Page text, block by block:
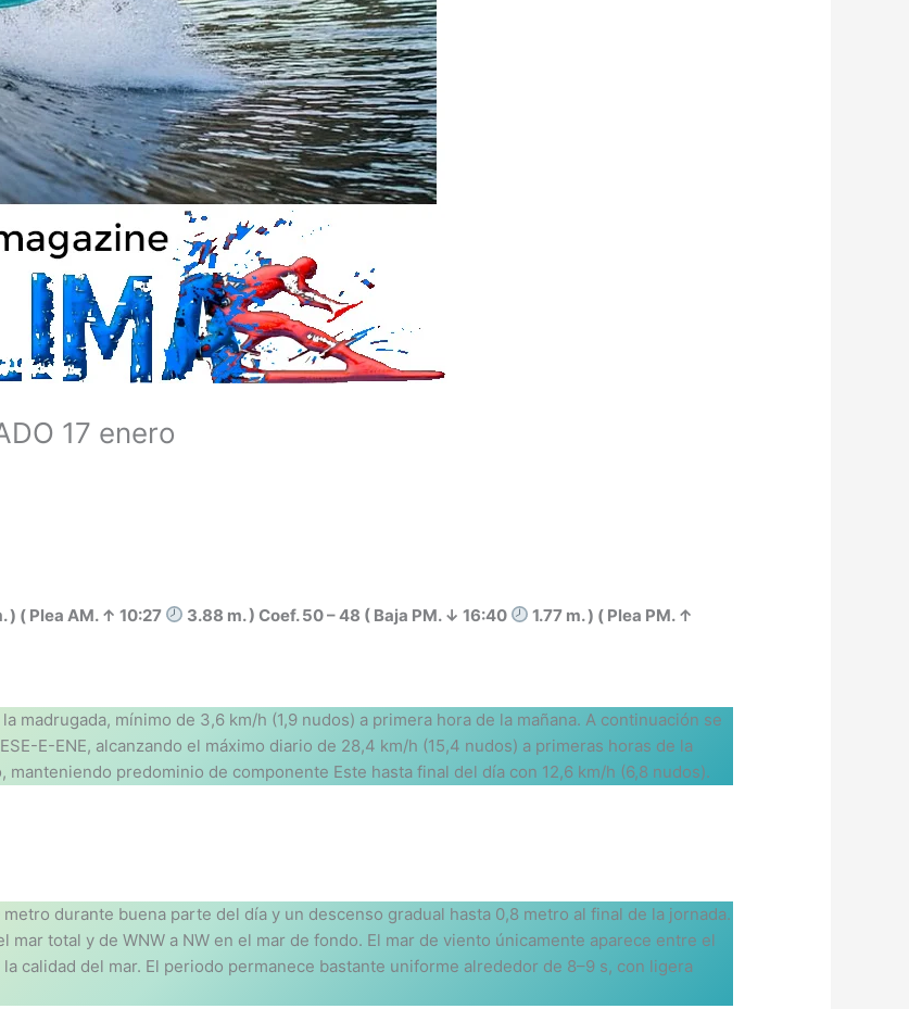
17 enero
) ( Plea AM. ↑ 10:27 3.88 m. ) Coef. 50 – 48 ( Baja PM. ↓ 16:40
1.77 m. ) ( Plea PM. ↑
madrugada, mínimo de 3,6 km/h (1,9 nudos) a primera hora de la mañana. A continuación se
E-ENE, alcanzando el máximo diario de 28,4 km/h (15,4 nudos) a primeras horas de la
predominio de componente Este hasta final del día con 12,6 km/h (6,8 nudos).
durante buena parte del día y un descenso gradual hasta 0,8 metro al final de la jornada.
mar total y de WNW a NW en el mar de fondo. El mar de viento únicamente aparece entre el
calidad del mar. El periodo permanece bastante uniforme alrededor de 8–9 s, con ligera